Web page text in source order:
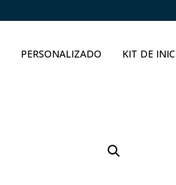
PERSONALIZADO KIT DE